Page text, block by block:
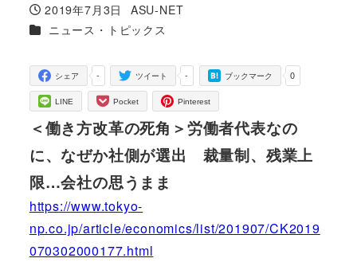
投稿日
2019年7月3日
著
者
ASU-NET
カテゴリー
ニュース・トピックス
-
シェア -
ツイート 0
ブックマーク
LINE Pocket Pinterest
＜働き方改革の死角＞労働者代表なの
に、なぜか社側が選出 裁量制、残業上
限…会社の思うまま
https://www.tokyo-
np.co.jp/article/economics/list/201907/CK2019
070302000177.html